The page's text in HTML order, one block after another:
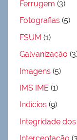
Ferrugem (3)
Fotografias (5)
FSUM (1)
Galvanização
Imagens (5)
IMS IME (1)
Indícios (9)
Integridade